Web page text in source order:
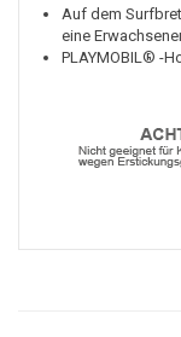
Auf dem
eine
PLAYMOBIL® -